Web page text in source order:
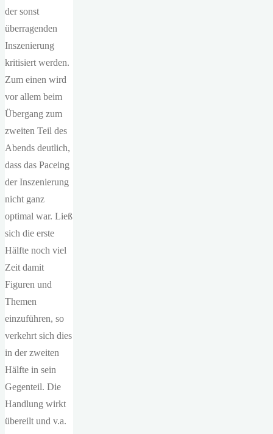
der sonst
überragenden
Inszenierung
kritisiert werden.
Zum einen wird
vor allem beim
Übergang zum
zweiten Teil des
Abends deutlich,
dass das Paceing
der Inszenierung
nicht ganz
optimal war. Ließ
sich die erste
Hälfte noch viel
Zeit damit
Figuren und
Themen
einzuführen, so
verkehrt sich dies
in der zweiten
Hälfte in sein
Gegenteil. Die
Handlung wirkt
übereilt und v.a.